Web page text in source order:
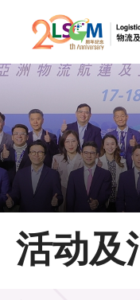
跳到内容
主页
关于LSCM
活动及